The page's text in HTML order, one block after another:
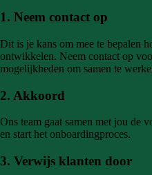
1. Neem contact op
Dit is je kans om mee te bepalen
ontwikkelen. Neem contact op
mogelijkheden om samen te
2. Akkoord
Ons team gaat samen met jou de
en start het onboardingproces.
3. Verwijs klanten door